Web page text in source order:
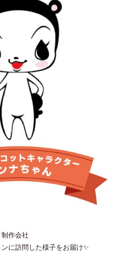
作会社
に訪問した様子をお届け✨